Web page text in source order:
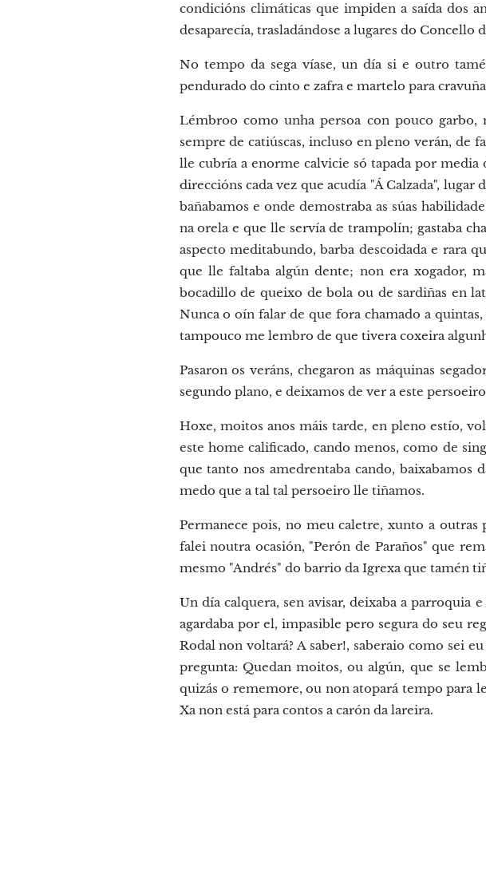
condicións climáticas que impiden a saída dos
desaparecía, trasladándose a lugares do Concello
No tempo da sega víase, un día si e outro
pendurado do cinto e zafra e martelo para
Lémbroo como unha persoa con pouco
sempre de catiúscas, incluso en pleno verán, de
lle cubría a enorme calvicie só tapada por media
direccións cada vez que acudía "Á Calzada",
bañabamos e onde demostraba as súas
na orela e que lle servía de trampolín; gastaba
aspecto meditabundo, barba descoidada e rara
que lle faltaba algún dente; non era xogador,
bocadillo de queixo de bola ou de sardiñas en
Nunca o oín falar de que fora chamado a
tampouco me lembro de que tivera coxeira
Pasaron os veráns, chegaron as máquinas
segundo plano, e deixamos de ver a este
Hoxe, moitos anos máis tarde, en pleno estío,
este home calificado, cando menos, como de
que tanto nos amedrentaba cando, baixabamos
medo que a tal tal persoeiro lle tiñamos.
Permanece pois, no meu caletre, xunto a
falei noutra ocasión, "Perón de Paraños" que
mesmo "Andrés" do barrio da Igrexa que tamén
Un día calquera, sen avisar, deixaba a parroquia
agardaba por el, impasible pero segura do seu
Rodal non voltará? A saber!, saberaio como sei
pregunta: Quedan moitos, ou algún, que se
quizás o rememore, ou non atopará tempo para
Xa non está para contos a carón da lareira.